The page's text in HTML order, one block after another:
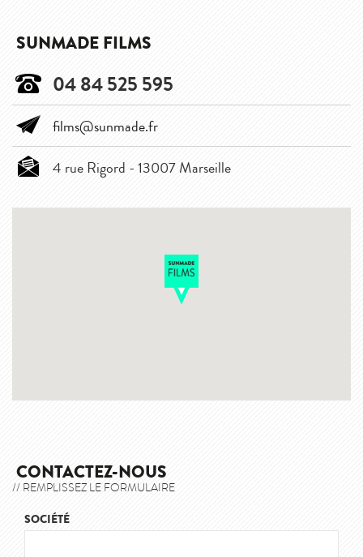
SUNMADE FILMS
04 84 525 595
films@sunmade.fr
4 rue Rigord - 13007 Marseille
CONTACTEZ-NOUS
// REMPLISSEZ LE FORMULAIRE
SOCIÉTÉ